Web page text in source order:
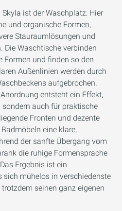
ist der Waschplatz: Hier
und organische Formen,
Stauraumlösungen und
Die Waschtische verbinden
Formen und finden so den
Außenlinien werden durch
aufgebrochen.
entsteht ein Effekt,
auch für praktische
Fronten und dezente
eine klare,
der sanfte Übergang vom
die ruhige Formensprache
Ergebnis ist ein
sich mühelos in verschiedenste
seinen ganz eigenen